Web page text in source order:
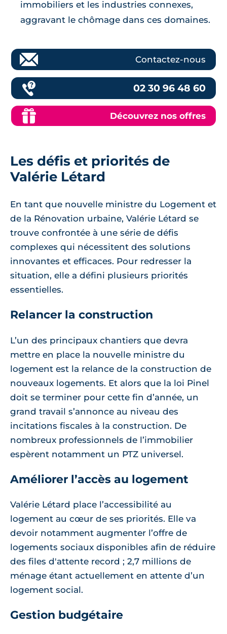
immobiliers et les industries connexes,
aggravant le chômage dans ces domaines.
Contactez-nous
02 30 96 48 60
Découvrez nos offres
Les défis et priorités de
Valérie Létard
En tant que nouvelle ministre du Logement et
de la Rénovation urbaine, Valérie Létard se
trouve confrontée à une série de défis
complexes qui nécessitent des solutions
innovantes et efficaces. Pour redresser la
situation, elle a défini plusieurs priorités
essentielles.
Relancer la construction
L’un des principaux chantiers que devra
mettre en place la nouvelle ministre du
logement est la relance de la construction de
nouveaux logements. Et alors que la loi Pinel
doit se terminer pour cette fin d’année, un
grand travail s’annonce au niveau des
incitations fiscales à la construction. De
nombreux professionnels de l’immobilier
espèrent notamment un PTZ universel.
Améliorer l’accès au logement
Valérie Létard place l’accessibilité au
logement au cœur de ses priorités. Elle va
devoir notamment augmenter l’offre de
logements sociaux disponibles afin de réduire
des files d'attente record ; 2,7 millions de
ménage étant actuellement en attente d’un
logement social.
Gestion budgétaire